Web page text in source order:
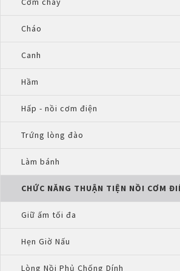
Cháo
Canh
Hầm
Hấp - nồi cơm điện
Trứng lòng đào
Làm bánh
CHỨC NĂNG THUẬN TIỆN NỒI CƠM
Giữ ấm tối đa
Hẹn Giờ Nấu
Lòng Nồi Phủ Chống Dính